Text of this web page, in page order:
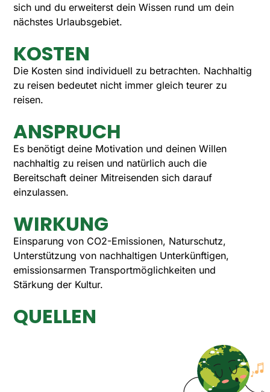
sich und du erweiterst dein Wissen rund um dein
nächstes Urlaubsgebiet.
KOSTEN
Die Kosten sind individuell zu betrachten. Nachhaltig
zu reisen bedeutet nicht immer gleich teurer zu
reisen.
ANSPRUCH
Es benötigt deine Motivation und deinen Willen
nachhaltig zu reisen und natürlich auch die
Bereitschaft deiner Mitreisenden sich darauf
einzulassen.
WIRKUNG
Einsparung von CO2-Emissionen, Naturschutz,
Unterstützung von nachhaltigen Unterkünftigen,
emissionsarmen Transportmöglichkeiten und
Stärkung der Kultur.
QUELLEN